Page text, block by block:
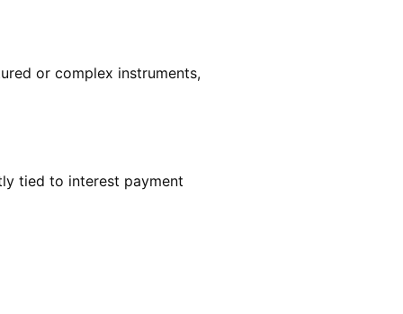
or complex instruments,
tied to interest payment